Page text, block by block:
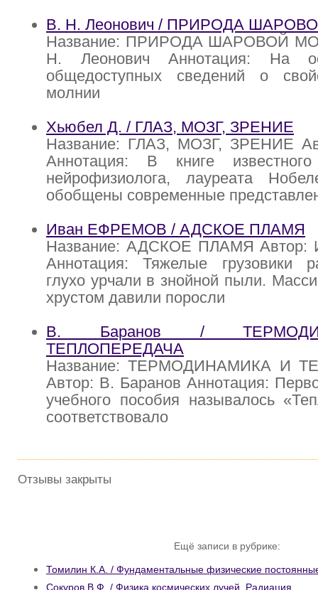
В. Н. Леонович / ПРИРОДА
Название: ПРИРОДА ШАРОВОЙ
Н. Леонович Аннотация: На
общедоступных сведений о
молнии
Хьюбел Д. / ГЛАЗ, МОЗГ, ЗРЕНИЕ
Название: ГЛАЗ, МОЗГ, ЗРЕНИЕ
Аннотация: В книге известного
нейрофизиолога, лауреата
обобщены современные
Иван ЕФРЕМОВ / АДСКОЕ ПЛАМЯ
Название: АДСКОЕ ПЛАМЯ
Аннотация: Тяжелые грузовики
глухо урчали в знойной пыли.
хрустом давили поросли
В. Баранов /
ТЕПЛОПЕРЕДАЧА
Название: ТЕРМОДИНАМИКА И
Автор: В. Баранов Аннотация:
учебного пособия называлось
соответствовало
Отзывы закрыты
Ещё записи в рубрике:
Томилин К.А. / Фундаментальные физические
Сокуров В.Ф. / Физика космических лучей. Радиация